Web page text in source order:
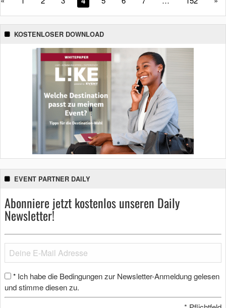
KOSTENLOSER DOWNLOAD
EVENT PARTNER DAILY
Abonniere jetzt kostenlos unseren Daily
Newsletter!
* Ich habe die Bedingungen zur Newsletter-Anmeldung gelesen
und stimme diesen zu.